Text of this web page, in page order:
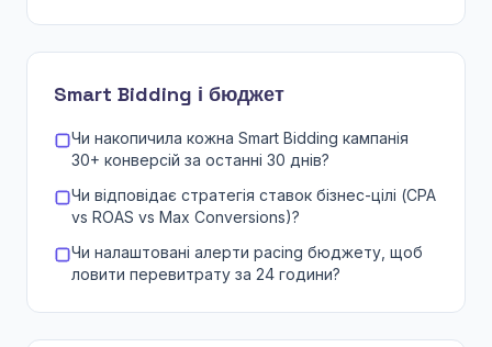
Smart Bidding і бюджет
Чи накопичила кожна Smart Bidding кампанія
30+ конверсій за останні 30 днів?
Чи відповідає стратегія ставок бізнес-цілі (CPA
vs ROAS vs Max Conversions)?
Чи налаштовані алерти pacing бюджету, щоб
ловити перевитрату за 24 години?